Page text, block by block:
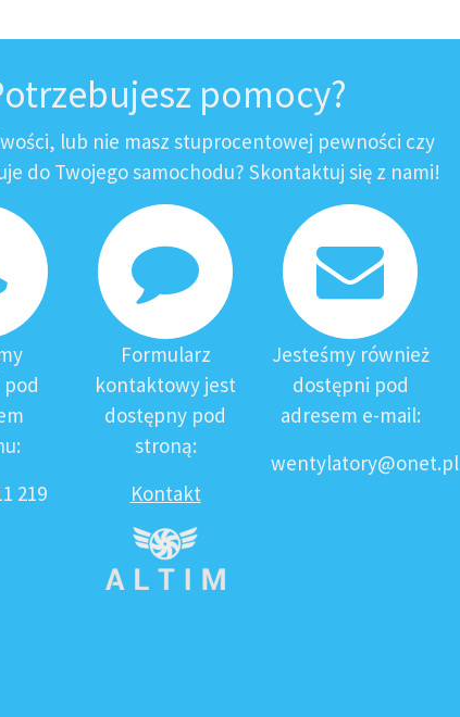
pomocy?
lub nie masz stuprocentowej pewności czy
do Twojego samochodu? Skontaktuj się z nami!
219
Formularz
kontaktowy jest
dostępny pod
stroną:
Kontakt
Jesteśmy również
dostępni pod
adresem e-mail:
wentylatory@onet.pl